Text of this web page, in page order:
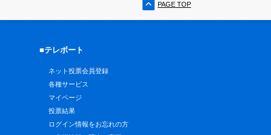
PAGE TOP
■テレボート
ネット投票会員登録
各種サービス
マイページ
投票結果
ログイン情報をお忘れの方